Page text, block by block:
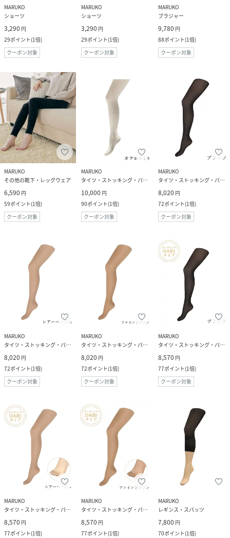
MARUKO
ショーツ
3,290 円
29ポイント(1倍)
クーポン対象
MARUKO
ショーツ
3,290 円
29ポイント(1倍)
クーポン対象
MARUKO
ブラジャー
9,780 円
88ポイント(1倍)
クーポン対象
MARUKO
その他の靴下・レッグウェア
6,590 円
59ポイント(1倍)
クーポン対象
MARUKO
タイツ・ストッキング・パンスト
10,000 円
90ポイント(1倍)
クーポン対象
MARUKO
タイツ・ストッキング・パンスト
8,020 円
72ポイント(1倍)
クーポン対象
MARUKO
タイツ・ストッキング・パンスト
8,020 円
72ポイント(1倍)
クーポン対象
MARUKO
タイツ・ストッキング・パンスト
8,020 円
72ポイント(1倍)
クーポン対象
MARUKO
タイツ・ストッキング・パンスト
8,570 円
77ポイント(1倍)
クーポン対象
MARUKO
タイツ・ストッキング・パンスト
8,570 円
77ポイント(1倍)
MARUKO
タイツ・ストッキング・パンスト
8,570 円
77ポイント(1倍)
MARUKO
レギンス・スパッツ
7,800 円
70ポイント(1倍)